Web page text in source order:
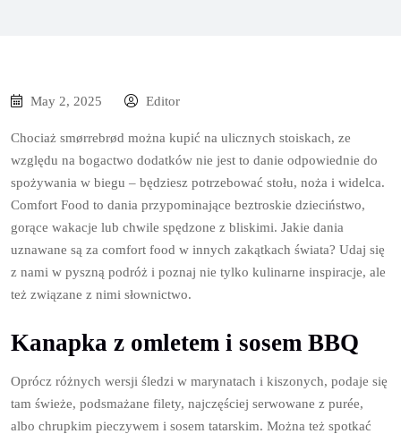
May 2, 2025 Editor
Chociaż smørrebrød można kupić na ulicznych stoiskach, ze
względu na bogactwo dodatków nie jest to danie odpowiednie do
spożywania w biegu – będziesz potrzebować stołu, noża i widelca.
Comfort Food to dania przypominające beztroskie dzieciństwo,
gorące wakacje lub chwile spędzone z bliskimi. Jakie dania
uznawane są za comfort food w innych zakątkach świata? Udaj się
z nami w pyszną podróż i poznaj nie tylko kulinarne inspiracje, ale
też związane z nimi słownictwo.
Kanapka z omletem i sosem BBQ
Oprócz różnych wersji śledzi w marynatach i kiszonych, podaje się
tam świeże, podsmażane filety, najczęściej serwowane z purée,
albo chrupkim pieczywem i sosem tatarskim. Można też spotkać